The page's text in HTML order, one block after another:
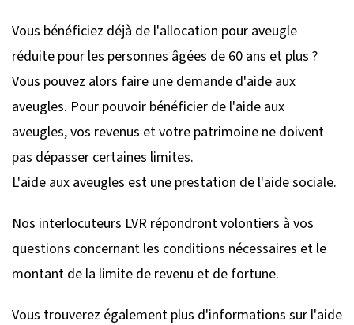
Vous bénéficiez déjà de l'allocation pour aveugle
réduite pour les personnes âgées de 60 ans et plus ?
Vous pouvez alors faire une demande d'aide aux
aveugles. Pour pouvoir bénéficier de l'aide aux
aveugles, vos revenus et votre patrimoine ne doivent
pas dépasser certaines limites.
L'aide aux aveugles est une prestation de l'aide sociale.
Nos interlocuteurs LVR répondront volontiers à vos
questions concernant les conditions nécessaires et le
montant de la limite de revenu et de fortune.
Vous trouverez également plus d'informations sur l'aide